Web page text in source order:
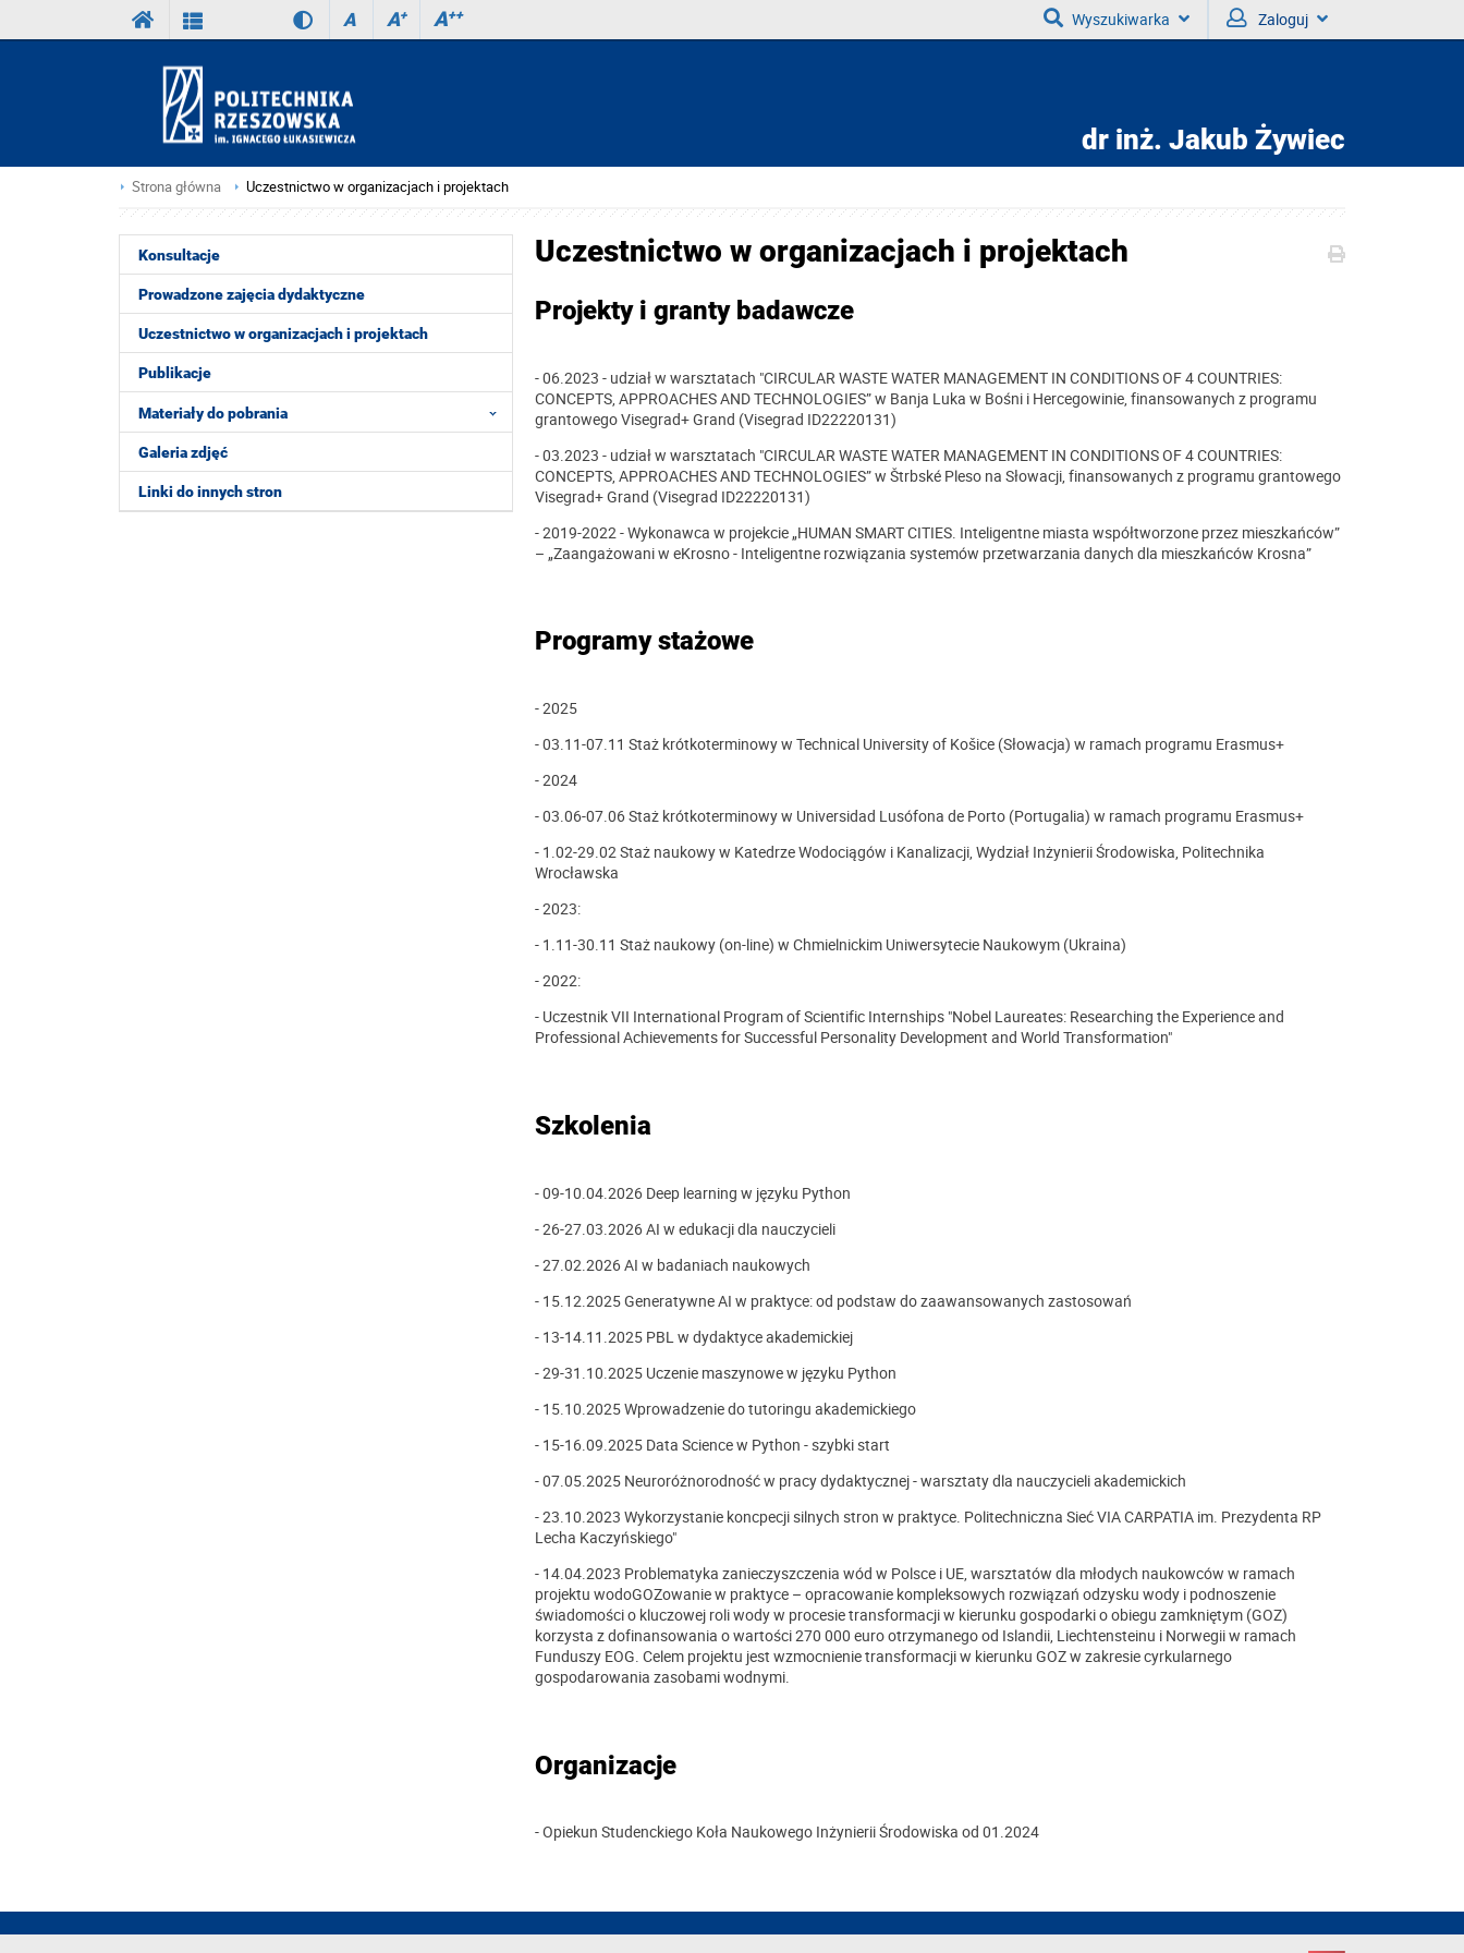
A A+ A++ Wyszukiwarka Zaloguj
dr inż. Jakub Żywiec
Strona główna Uczestnictwo w organizacjach i projektach
Konsultacje
Prowadzone zajęcia dydaktyczne
Uczestnictwo w organizacjach i projektach
Publikacje
Materiały do pobrania
Galeria zdjęć
Linki do innych stron
Uczestnictwo w organizacjach i projektach
Projekty i granty badawcze
- 06.2023 - udział w warsztatach "CIRCULAR WASTE WATER MANAGEMENT IN CONDITIONS OF 4 COUNTRIES:
CONCEPTS, APPROACHES AND TECHNOLOGIES” w Banja Luka w Bośni i Hercegowinie, finansowanych z programu
grantowego Visegrad+ Grand (Visegrad ID22220131)
- 03.2023 - udział w warsztatach "CIRCULAR WASTE WATER MANAGEMENT IN CONDITIONS OF 4 COUNTRIES:
CONCEPTS, APPROACHES AND TECHNOLOGIES” w Štrbské Pleso na Słowacji, finansowanych z programu grantowego
Visegrad+ Grand (Visegrad ID22220131)
- 2019-2022 - Wykonawca w projekcie „HUMAN SMART CITIES. Inteligentne miasta współtworzone przez mieszkańców”
– „Zaangażowani w eKrosno - Inteligentne rozwiązania systemów przetwarzania danych dla mieszkańców Krosna”
Programy stażowe
- 2025
- 03.11-07.11 Staż krótkoterminowy w Technical University of Košice (Słowacja) w ramach programu Erasmus+
- 2024
- 03.06-07.06 Staż krótkoterminowy w Universidad Lusófona de Porto (Portugalia) w ramach programu Erasmus+
- 1.02-29.02 Staż naukowy w Katedrze Wodociągów i Kanalizacji, Wydział Inżynierii Środowiska, Politechnika
Wrocławska
- 2023:
- 1.11-30.11 Staż naukowy (on-line) w Chmielnickim Uniwersytecie Naukowym (Ukraina)
- 2022:
- Uczestnik VII International Program of Scientific Internships "Nobel Laureates: Researching the Experience and
Professional Achievements for Successful Personality Development and World Transformation"
Szkolenia
- 09-10.04.2026 Deep learning w języku Python
- 26-27.03.2026 AI w edukacji dla nauczycieli
- 27.02.2026 AI w badaniach naukowych
- 15.12.2025 Generatywne AI w praktyce: od podstaw do zaawansowanych zastosowań
- 13-14.11.2025 PBL w dydaktyce akademickiej
- 29-31.10.2025 Uczenie maszynowe w języku Python
- 15.10.2025 Wprowadzenie do tutoringu akademickiego
- 15-16.09.2025 Data Science w Python - szybki start
- 07.05.2025 Neuroróżnorodność w pracy dydaktycznej - warsztaty dla nauczycieli akademickich
- 23.10.2023 Wykorzystanie koncpecji silnych stron w praktyce. Politechniczna Sieć VIA CARPATIA im. Prezydenta RP
Lecha Kaczyńskiego"
- 14.04.2023 Problematyka zanieczyszczenia wód w Polsce i UE, warsztatów dla młodych naukowców w ramach
projektu wodoGOZowanie w praktyce – opracowanie kompleksowych rozwiązań odzysku wody i podnoszenie
świadomości o kluczowej roli wody w procesie transformacji w kierunku gospodarki o obiegu zamkniętym (GOZ)
korzysta z dofinansowania o wartości 270 000 euro otrzymanego od Islandii, Liechtensteinu i Norwegii w ramach
Funduszy EOG. Celem projektu jest wzmocnienie transformacji w kierunku GOZ w zakresie cyrkularnego
gospodarowania zasobami wodnymi.
Organizacje
- Opiekun Studenckiego Koła Naukowego Inżynierii Środowiska od 01.2024